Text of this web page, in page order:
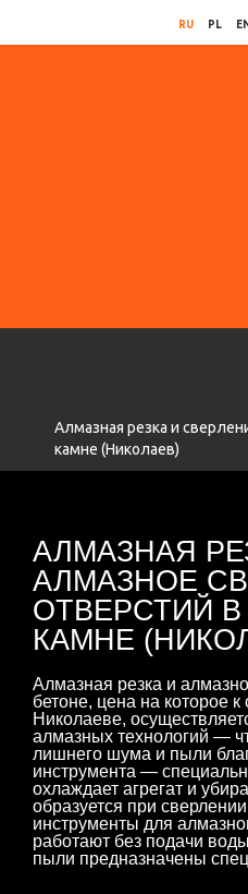
RU PL EN
Алмазная резка и
камне (Николаев)
АЛМАЗНАЯ
АЛМАЗНОЕ
ОТВЕРСТИЙ
КАМНЕ
Алмазная резка и
бетоне, цена на которое
Николаеве,
алмазных технологий —
лишнего шума и пыли
инструмента —
охлаждает агрегат и
образуется при
инструменты для
работают без подачи
пыли предназначены